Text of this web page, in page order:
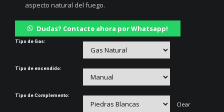
aspecto natural del fuego.
Dudas? Contacte ahora por Whatsapp!
Tipo de Gas:
Tipo de encendido:
Tipo de Complemento:
Clear